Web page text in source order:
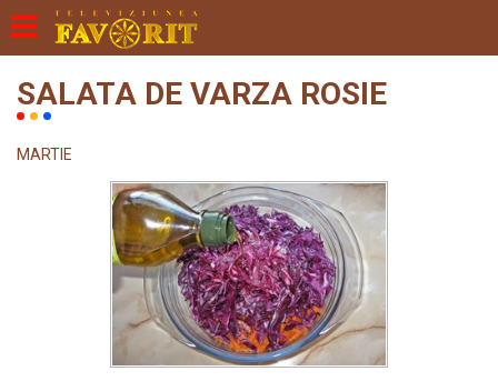
SALATA DE VARZA ROSIE
MARTIE